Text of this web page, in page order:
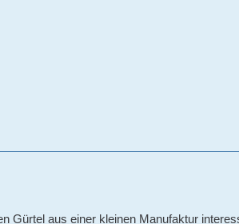
Gürtel aus einer kleinen Manufaktur